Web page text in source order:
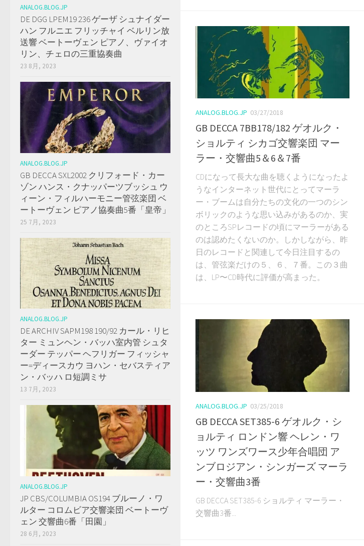
ANALOG.BLOG.JP 03/27/2018
GB DECCA 7BB178/182 ゲオルク・
ショルティ シカゴ交響楽団 マー
ラー・交響曲5＆6＆7番
CDになって長大な曲を聴くようになったよ
うなインターネット世代にとってマーラ
ー・ブームは自分たちの文化の一つのシン
ボリックのような思い込みがあるのか、実
のところSPレコードの頃にマーラーがある
のは認めたくないのか。しかしながら、昨
日のレコードと関連して今日注目するの
は、管弦楽だけの５、６、７番。この３曲
は、LP〜CD時代に評価が高まった。
ANALOG.BLOG.JP 03/25/2018
GB DECCA SET385-6 ゲオルク・シ
ョルティ ロンドン響 ヘレン・ワ
ッツ ワンズワース少年合唱団 ア
ンブロジアン・シンガーズ マーラ
ー・交響曲3番
GB DECCA SET385-6 ショルティ マーラー・
交響曲3番...
ANALOG.BLOG.JP
DE DGG LPEM19 236 ゲーザ シュナイダー
ハン フルニエ フリッチャイ ベルリン放
送響 ベートーヴェン ピアノ、ヴァイオ
リン、チェロの三重協奏曲
23 8月, 2023
ANALOG.BLOG.JP
GB DECCA SXL2002 クリフォード・カー
ゾン ハンス・クナッパーツブッシュ ウ
ィーン・フィルハーモニー管弦楽団 ベ
ートーヴェン ピアノ協奏曲5番「皇帝」
25 7月, 2023
ANALOG.BLOG.JP
DE ARCHIV SAPM198 190/92 カール・リヒ
ター ミュンヘン・バッハ室内管 シュタ
ーダー テッパー ヘフリガー フィッシャ
ー=ディースカウ ヨハン・セバスティア
ン・バッハ ロ短調ミサ
13 7月, 2023
ANALOG.BLOG.JP
JP CBS/COLUMBIA OS194 ブルーノ・ワ
ルター コロムビア交響楽団 ベートーヴ
ェン 交響曲6番「田園」
28 6月, 2023